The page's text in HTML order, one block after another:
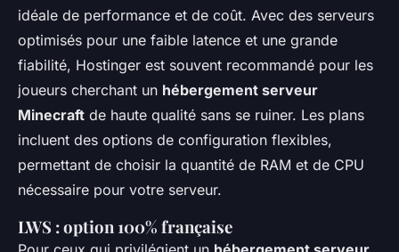
idéale de performance et de coût. Avec des serveurs
optimisés pour une faible latence et une grande
fiabilité, Hostinger est souvent recommandé pour les
joueurs cherchant un hébergement serveur
Minecraft de haute qualité sans se ruiner. Les plans
incluent des options de configuration flexibles,
permettant de choisir la quantité de RAM et de CPU
nécessaire pour votre serveur.
LWS : option 100% française